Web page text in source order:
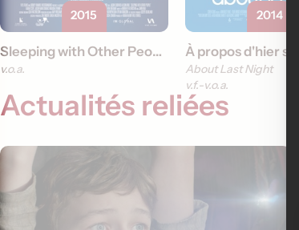
2015
Sleeping with Other People
v.o.a.
2014
À propos d'hier soir
About Last Night
v.f. v.o.a.
Actualités reliées